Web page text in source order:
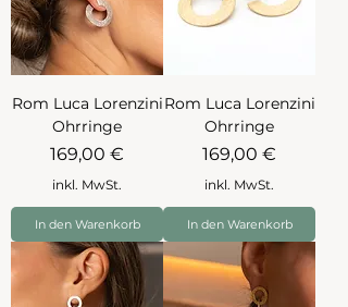
Rom Luca Lorenzini
Ohrringe
Preis
169,00 €
inkl. MwSt.
In den Warenkorb
Rom Luca Lorenzini
Ohrringe
Preis
169,00 €
inkl. MwSt.
In den Warenkorb